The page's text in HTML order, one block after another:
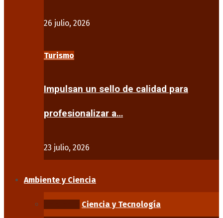
26 julio, 2026
Turismo
Impulsan un sello de calidad para
profesionalizar a…
23 julio, 2026
Ambiente y Ciencia
Ciencia y Tecnología